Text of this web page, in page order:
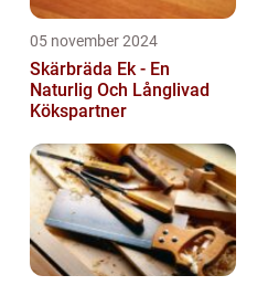
05 november 2024
Skärbräda Ek - En
Naturlig Och Långlivad
Kökspartner